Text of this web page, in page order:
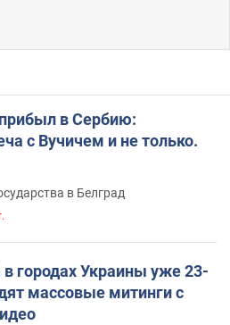
в Сербию:
с Вучичем и не только.
в Белград
городах Украины уже 23-
массовые митинги с